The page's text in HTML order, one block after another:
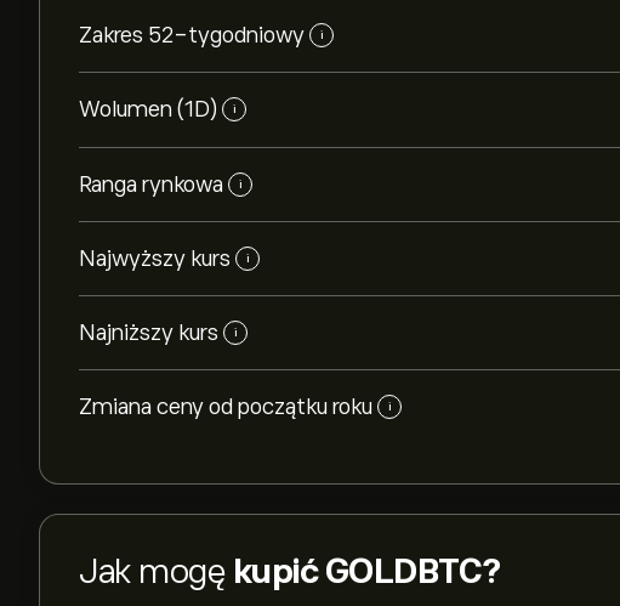
Zakres 52-tygodniowy i
Wolumen (1D) i
Ranga rynkowa i
Najwyższy kurs i
Najniższy kurs i
Zmiana ceny od początku roku i
Jak mogę kupić GOLDBTC?